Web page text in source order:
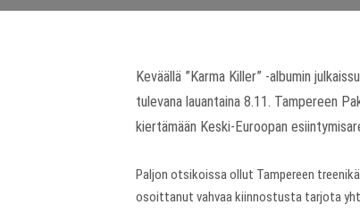
Keväällä ”Karma Killer” -albumin
tulevana lauantaina 8.11. Tampereen
kiertämään Keski-Euroopan
Paljon otsikoissa ollut Tampereen
osoittanut vahvaa kiinnostusta tarjota